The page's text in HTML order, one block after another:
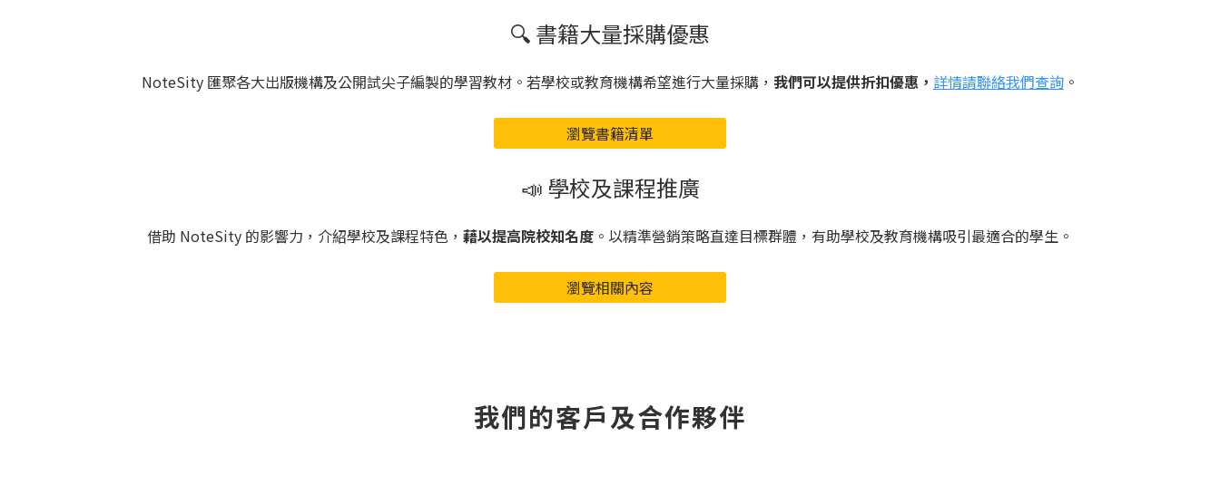
🔍 書籍大量採購優惠
NoteSity 匯聚各大出版機構及公開試尖子編製的學習教材。若學校或教育機構希望進行大量採購， 我們可以提供折扣優惠， 詳情請聯絡我們查詢 。
瀏覽書籍清單
📣 學校及課程推廣
借助 NoteSity 的影響力，介紹學校及課程特色， 藉以提高院校知名度 。以精準營銷策略直達目標群體，有助學校及教育機構吸引最適合的學生。
瀏覽相關內容
我們的客戶及合作夥伴